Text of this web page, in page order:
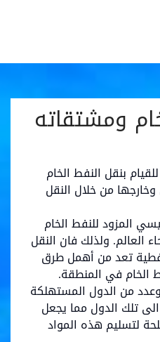
ومشتقاته
بنقل النفط الخام
من خلال النقل
المزود للنفط الخام
العالم. ولذلك فان النقل
تعد من أهمل طرق
الخام في المنطقة.
من الدول المستهلكة
تلك الدول مما يجعل
لتسليم هذه المواد